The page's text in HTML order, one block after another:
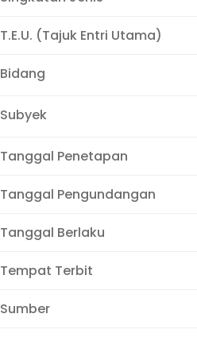
T.E.U. (Tajuk Entri Utama)
Bidang
Subyek
Tanggal Penetapan
Tanggal Pengundangan
Tanggal Berlaku
Tempat Terbit
Sumber